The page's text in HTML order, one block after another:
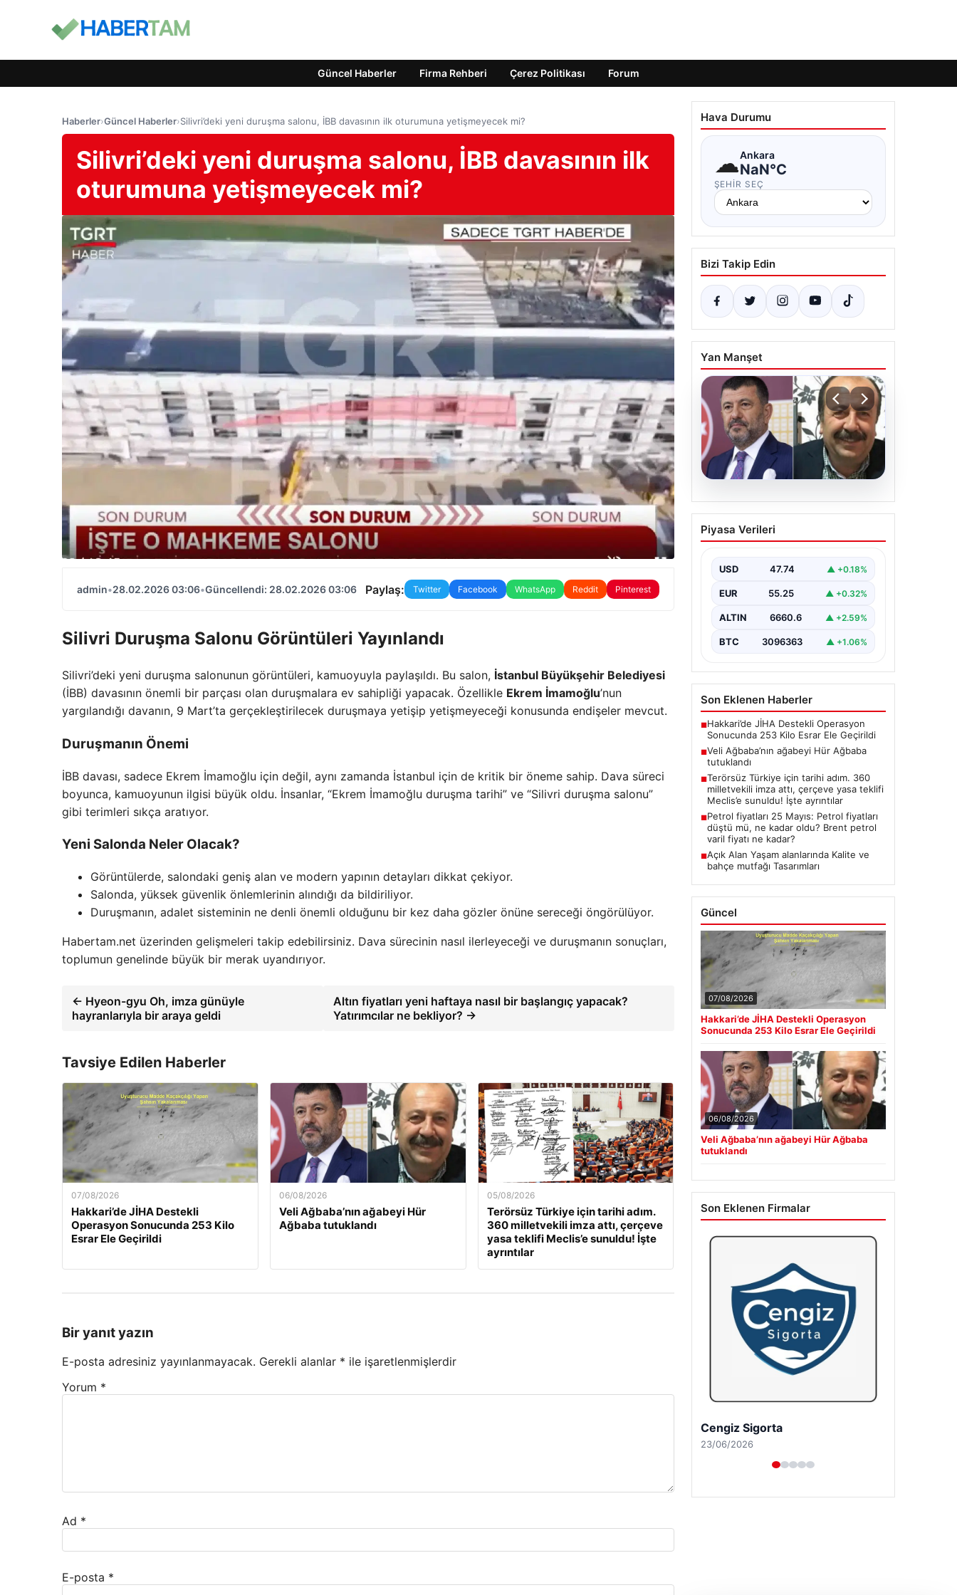
Güncel Haberler Firma Rehberi Çerez Politikası Forum
Haberler›Güncel Haberler›Silivri’deki yeni duruşma salonu, İBB davasının ilk oturumuna yetişmeyecek mi?
Silivri’deki yeni duruşma salonu, İBB davasının ilk
oturumuna yetişmeyecek mi?
admin•28.02.2026 03:06•Güncellendi: 28.02.2026 03:06 Paylaş: Twitter Facebook WhatsApp Reddit Pinterest
Silivri Duruşma Salonu Görüntüleri Yayınlandı
Silivri’deki yeni duruşma salonunun görüntüleri, kamuoyuyla paylaşıldı. Bu salon, İstanbul Büyükşehir Belediyesi
(İBB) davasının önemli bir parçası olan duruşmalara ev sahipliği yapacak. Özellikle Ekrem İmamoğlu’nun
yargılandığı davanın, 9 Mart’ta gerçekleştirilecek duruşmaya yetişip yetişmeyeceği konusunda endişeler mevcut.
Duruşmanın Önemi
İBB davası, sadece Ekrem İmamoğlu için değil, aynı zamanda İstanbul için de kritik bir öneme sahip. Dava süreci
boyunca, kamuoyunun ilgisi büyük oldu. İnsanlar, “Ekrem İmamoğlu duruşma tarihi” ve “Silivri duruşma salonu”
gibi terimleri sıkça aratıyor.
Yeni Salonda Neler Olacak?
Görüntülerde, salondaki geniş alan ve modern yapının detayları dikkat çekiyor.
Salonda, yüksek güvenlik önlemlerinin alındığı da bildiriliyor.
Duruşmanın, adalet sisteminin ne denli önemli olduğunu bir kez daha gözler önüne sereceği öngörülüyor.
Habertam.net üzerinden gelişmeleri takip edebilirsiniz. Dava sürecinin nasıl ilerleyeceği ve duruşmanın sonuçları,
toplumun genelinde büyük bir merak uyandırıyor.
← Hyeon-gyu Oh, imza günüyle
hayranlarıyla bir araya geldi
Altın fiyatları yeni haftaya nasıl bir başlangıç yapacak?
Yatırımcılar ne bekliyor? →
Tavsiye Edilen Haberler
07/08/2026
Hakkari’de JİHA Destekli
Operasyon Sonucunda 253 Kilo
Esrar Ele Geçirildi
06/08/2026
Veli Ağbaba’nın ağabeyi Hür
Ağbaba tutuklandı
05/08/2026
Terörsüz Türkiye için tarihi adım.
360 milletvekili imza attı, çerçeve
yasa teklifi Meclis’e sunuldu! İşte
ayrıntılar
Bir yanıt yazın
E-posta adresiniz yayınlanmayacak. Gerekli alanlar * ile işaretlenmişlerdir
Yorum *
Ad *
E-posta *
Hava Durumu
☁Ankara
NaN°C
ŞEHIR SEÇ
Bizi Takip Edin
Yan Manşet
06.08.2026
Veli Ağbaba’nın ağabeyi
Hür Ağbaba tutuklandı
Piyasa Verileri
USD 47.74 ▲ +0.18%
EUR 55.25 ▲ +0.32%
ALTIN 6660.6 ▲ +2.59%
BTC 3096363 ▲ +1.06%
Son Eklenen Haberler
■Hakkari’de JİHA Destekli Operasyon
Sonucunda 253 Kilo Esrar Ele Geçirildi
■Veli Ağbaba’nın ağabeyi Hür Ağbaba
tutuklandı
■Terörsüz Türkiye için tarihi adım. 360
milletvekili imza attı, çerçeve yasa teklifi
Meclis’e sunuldu! İşte ayrıntılar
■Petrol fiyatları 25 Mayıs: Petrol fiyatları
düştü mü, ne kadar oldu? Brent petrol
varil fiyatı ne kadar?
■Açık Alan Yaşam alanlarında Kalite ve
bahçe mutfağı Tasarımları
Güncel
07/08/2026
Hakkari’de JİHA Destekli Operasyon
Sonucunda 253 Kilo Esrar Ele Geçirildi
06/08/2026
Veli Ağbaba’nın ağabeyi Hür Ağbaba
tutuklandı
Son Eklenen Firmalar
Hastaş Beton
26/05/2026